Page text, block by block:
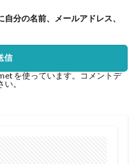
分の名前、メールアドレス、
を使っています。 コメントデ
い。